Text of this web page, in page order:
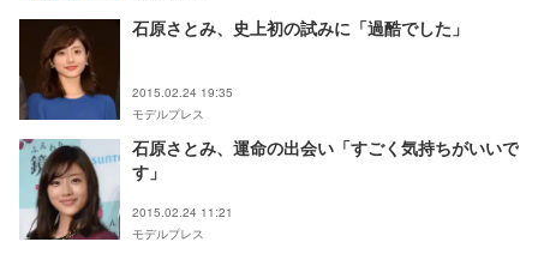
石原さとみ、史上初の試みに「過酷でした」
2015.02.24 19:35
モデルプレス
石原さとみ、運命の出会い「すごく気持ちがいいで
す」
2015.02.24 11:21
モデルプレス